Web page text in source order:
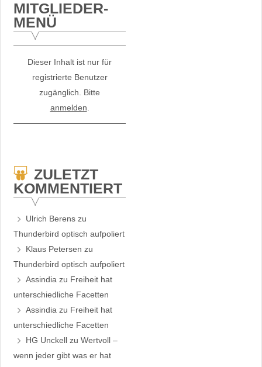
MITGLIEDER-
MENÜ
Dieser Inhalt ist nur für
registrierte Benutzer
zugänglich. Bitte
anmelden
ZULETZT
KOMMENTIERT
Ulrich Berens zu
Thunderbird optisch aufpoliert
Klaus Petersen zu
Thunderbird optisch aufpoliert
Assindia zu Freiheit hat
unterschiedliche Facetten
Assindia zu Freiheit hat
unterschiedliche Facetten
HG Unckell zuWertvoll –
wenn jeder gibt was er hat